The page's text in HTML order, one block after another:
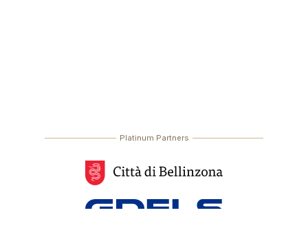
Platinum Partners